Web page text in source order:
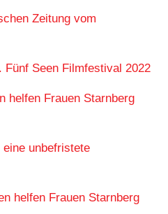
Zeitung vom
Fünf Seen Filmfestival 2022
helfen Frauen Starnberg
unbefristete
helfen Frauen Starnberg